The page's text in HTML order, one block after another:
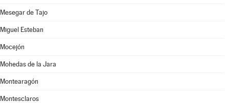
Mesegar de Tajo
Miguel Esteban
Mocejón
Mohedas de la Jara
Montearagón
Montesclaros